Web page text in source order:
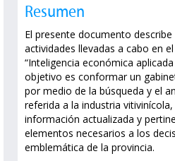
Resumen
El presente documento describe
actividades llevadas a cabo en
“Inteligencia económica
objetivo es conformar un
por medio de la búsqueda y el
referida a la industria
información actualizada y
elementos necesarios a los
emblemática de la provincia.